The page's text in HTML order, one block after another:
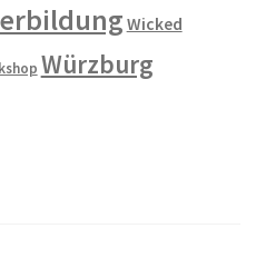
Wicked
Würzburg